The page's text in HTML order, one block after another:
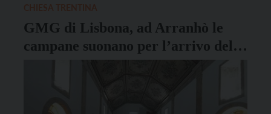
GMG di Lisbona, ad Arranhò le
campane suonano per l’arrivo del